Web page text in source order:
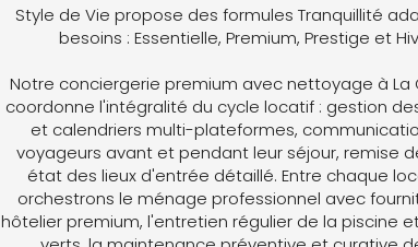
Style de Vie propose des formules Tranquillité
besoins : Essentielle, Premium, Prestige et
Notre conciergerie premium avec nettoyage à La
coordonne l'intégralité du cycle locatif : gestion
et calendriers multi-plateformes,
voyageurs avant et pendant leur séjour, remise
état des lieux d'entrée détaillé. Entre chaque
orchestrons le ménage professionnel avec
hôtelier premium, l'entretien régulier de la piscine